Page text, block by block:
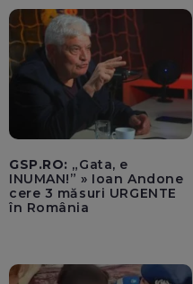
GSP.RO: „Gata, e
INUMAN!” » Ioan Andone
cere 3 măsuri URGENTE
în România